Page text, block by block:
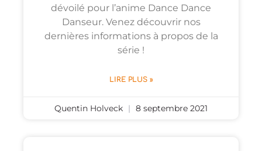
dévoilé pour l’anime Dance Dance
Danseur. Venez découvrir nos
dernières informations à propos de la
série !
LIRE PLUS »
Quentin Holveck 8 septembre 2021